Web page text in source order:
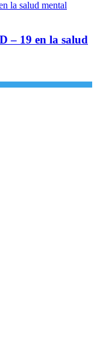
– 19 en la salud